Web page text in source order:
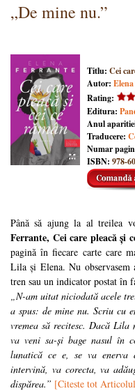
„De mine nu.”
Titlu: Cei
Autor:
Rating:
Editura:
Anul
Traducere:
Numar
ISBN: 978-
Până să ajung la al treilea
Ferrante, Cei care pleacă și
pagină în fiecare carte care
Lila și Elena. Nu observasem
tren sau un indicator postat în
„N-am uitat niciodată acele
a spus: de mine nu. Scriu cu
vremea să recitesc. Dacă
va veni sa-și bage nasul în
lunatică ce e, se va enerva
intervină, va corecta, va
dispărea.” [Citeste tot